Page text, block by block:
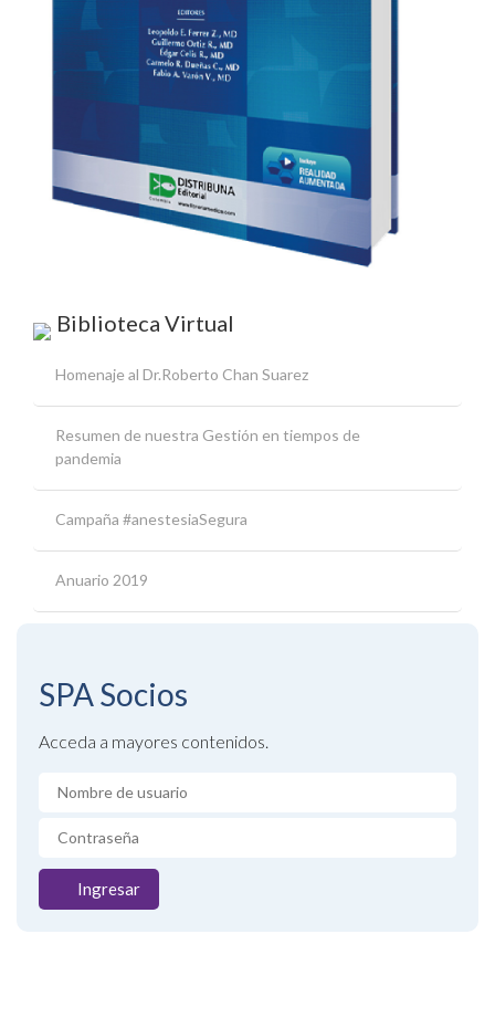
Biblioteca Virtual
Homenaje al Dr.Roberto Chan Suarez
Resumen de nuestra Gestión en tiempos de
pandemia
Campaña #anestesiaSegura
Anuario 2019
SPASocios
Acceda a mayores contenidos.
Ingresar